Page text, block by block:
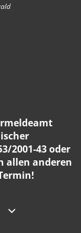
43 oder
Von 08:30 bis 12:00 Uhr